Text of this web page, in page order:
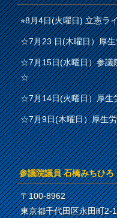
⭐︎8月4日(火曜日) 立憲ラ
☆7月23 日(木曜日）厚
☆7月15日(水曜日）参議
☆
☆7月14日(火曜日）厚生
☆7月9日(木曜日）厚生
参議院議員 石橋みちひろ
〒100-8962
東京都千代田区永田町2-